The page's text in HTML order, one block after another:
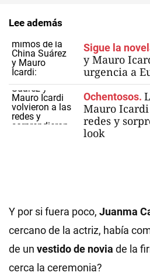
Lee además
Sigue la
y Mauro
urgencia a
Ochentosos.
Mauro
redes y
look
Y por si fuera poco, Juanma
cercano de la actriz, había
de un vestido de novia de la
cerca la ceremonia?